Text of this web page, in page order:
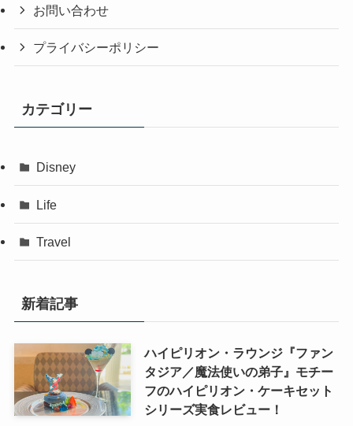
お問い合わせ
プライバシーポリシー
カテゴリー
Disney
Life
Travel
新着記事
ハイピリオン・ラウンジ『ファン
タジア／魔法使いの弟子』モチー
フのハイピリオン・ケーキセット
シリーズ実食レビュー！